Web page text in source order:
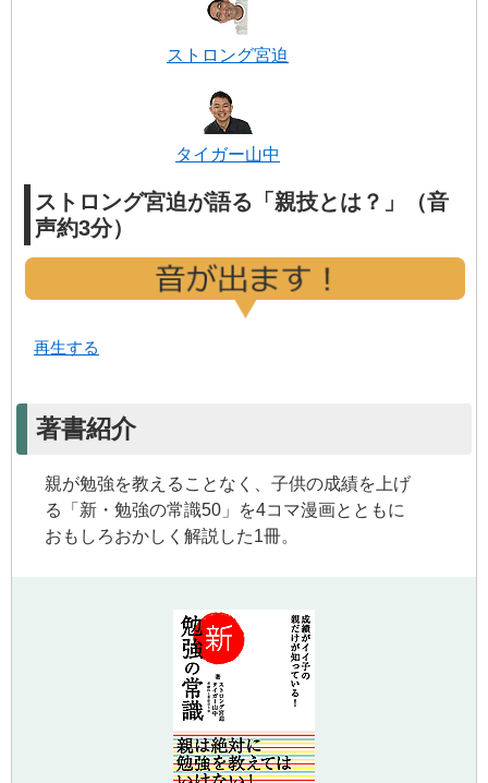
ストロング宮迫
タイガー山中
ストロング宮迫が語る「親技とは？」（音
声約3分）
再生する
著書紹介
親が勉強を教えることなく、子供の成績を上げ
る「新・勉強の常識50」を4コマ漫画とともに
おもしろおかしく解説した1冊。